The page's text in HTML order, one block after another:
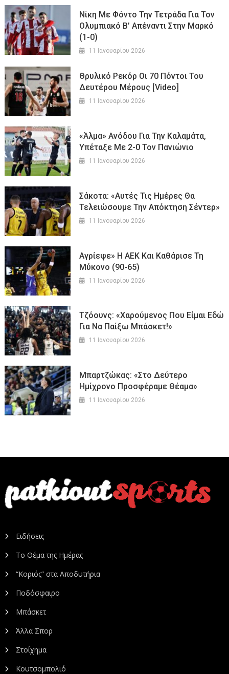
Νίκη Με Φόντο Την Τετράδα Για Τον
Ολυμπιακό Β’ Απέναντι Στην Μαρκό
(1-0)
11 Ιανουαρίου 2026
Θρυλικό Ρεκόρ Οι 70 Πόντοι Του
Δευτέρου Μέρους [Video]
11 Ιανουαρίου 2026
«Άλμα» Ανόδου Για Την Καλαμάτα,
Υπέταξε Με 2-0 Τον Πανιώνιο
11 Ιανουαρίου 2026
Σάκοτα: «Αυτές Τις Ημέρες Θα
Τελειώσουμε Την Απόκτηση Σέντερ»
11 Ιανουαρίου 2026
Αγρίεψε» Η ΑΕΚ Και Καθάρισε Τη
Μύκονο (90-65)
11 Ιανουαρίου 2026
Τζόουνς: «Χαρούμενος Που Είμαι Εδώ
Για Να Παίξω Μπάσκετ!»
11 Ιανουαρίου 2026
Μπαρτζώκας: «Στο Δεύτερο
Ημίχρονο Προσφέραμε Θέαμα»
11 Ιανουαρίου 2026
Ειδήσεις
Το Θέμα της Ημέρας
“Κοριός” στα Αποδυτήρια
Ποδόσφαιρο
Μπάσκετ
Άλλα Σπορ
Στοίχημα
Κουτσομπολιό